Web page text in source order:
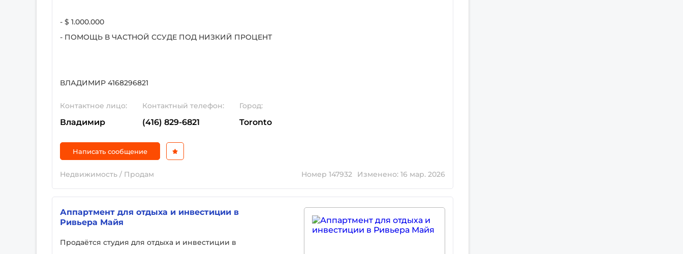
- $ 1.000.000
- ПОМОЩЬ В ЧАСТНОЙ ССУДЕ ПОД НИЗКИЙ ПРОЦЕНТ
ВЛАДИМИР 4168296821
Контактное лицо:
Владимир
Контактный телефон:
(416) 829-6821
Город:
Toronto
Написать сообщение
Недвижимость / Продам Номер 147932 Изменено: 16 мар. 2026
Аппартмент для отдыха и инвестиции в
Ривьера Майя
Продаётся студия для отдыха и инвестиции в